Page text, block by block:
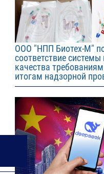
ООО "НПП Биотех-М"
соответствие
качества
итогам надзорной
Image